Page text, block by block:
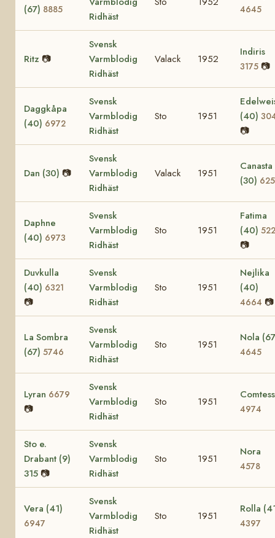
(67) 8885
Ridhäst
4645
Ritz 📷
Svensk
Varmblodig
Ridhäst
Valack 1952
Indiris
3175 📷
Daggkåpa
(40) 6972
Svensk
Varmblodig
Ridhäst
Sto 1951
(40)
📷
Dan (30) 📷
Svensk
Varmblodig
Ridhäst
Valack 1951
Canasta
(30)
Daphne
(40) 6973
Svensk
Varmblodig
Ridhäst
Sto 1951
Fatima
(40)
📷
Duvkulla
(40) 6321
📷
Svensk
Varmblodig
Ridhäst
Sto 1951
Nejlika
(40)
4664 📷
La Sombra
(67) 5746
Svensk
Varmblodig
Ridhäst
Sto 1951
Nola
4645
Lyran 6679
📷
Svensk
Varmblodig
Ridhäst
Sto 1951
4974
Sto e.
Drabant (9)
315 📷
Svensk
Varmblodig
Ridhäst
Sto 1951
Nora
4578
Vera (41)
6947
Svensk
Varmblodig
Ridhäst
Sto 1951
Rolla
4397